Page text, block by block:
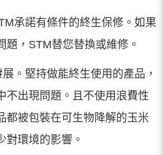
承諾有條件的終生保修。如果
題，STM替您替換或維修。
。堅持做能終生使用的產品，
不出現問題。且不使用浪費性
都被包裝在可生物降解的玉米
對環境的影響。